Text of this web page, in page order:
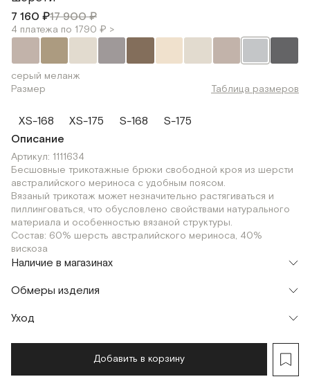
7 160 ₽17 900 ₽
4 платежа по 1790 ₽ >
серый меланж
Размер
Таблица размеров
XS-168 XS-175 S-168
S-175
Описание
Артикул: 1111634
Бесшовные трикотажные брюки свободной кроя из шерсти
австралийского мериноса с удобным поясом.
Вязаный трикотаж может незначительно растягиваться и
пиллинговаться, что обусловлено свойствами натурального
материала и особенностью вязаной структуры.
Состав: 60% шерсть австралийского мериноса, 40%
вискоза
Наличие в магазинах
г. Москва, Малая Бронная 24/3
XS-175
Обмеры изделия
Мерки, см
62
Уход
Добавить в корзину